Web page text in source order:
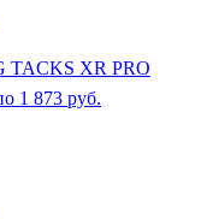
TACKS XR PRO
1 873 руб.